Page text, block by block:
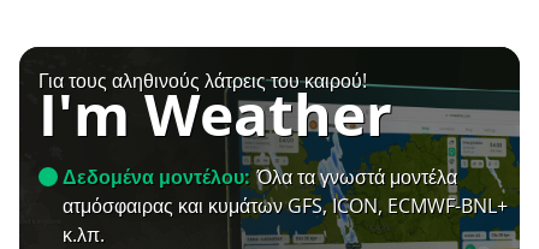
Για τους αληθινούς λάτρεις του καιρού!
I'm Weather
Δεδομένα μοντέλου: Όλα τα γνωστά μοντέλα
ατμόσφαιρας και κυμάτων GFS, ICON, ECMWF-BNL+
κ.λπ.